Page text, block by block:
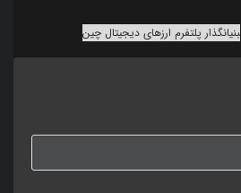
بنیانگذار پلتفرم ارزهای دیجیتال چین